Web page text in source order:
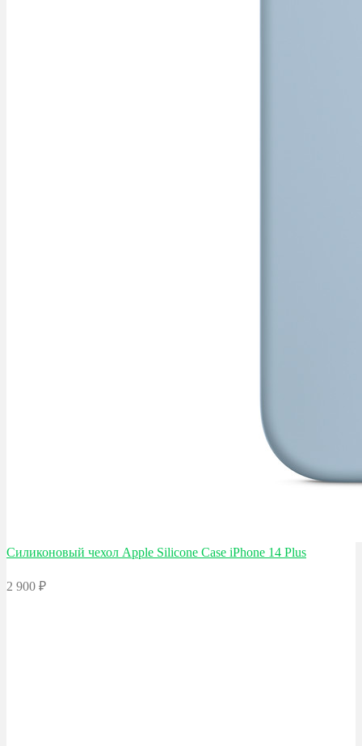
Силиконовый чехол Apple Silicone Case iPhone 14 Plus
2 900 ₽